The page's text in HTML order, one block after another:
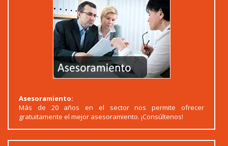
Asesoramiento:
Más de 20 años en el sector nos permite ofrecer
gratuitamente el mejor asesoramiento. ¡Consúltenos!